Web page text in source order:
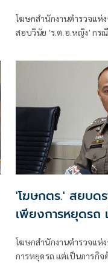
โฆษกสำนักงานตำรวจแห่
สอบวินัย 'ร.ต.อ.หญิง' กร
อย่ารับฝากสัมภาระของ
'โฆษกตร.' สยบด
เพียงการหยุดรถ
โฆษกสำนักงานตำรวจแห่
การหยุดรถ แต่เป็นภารกิ